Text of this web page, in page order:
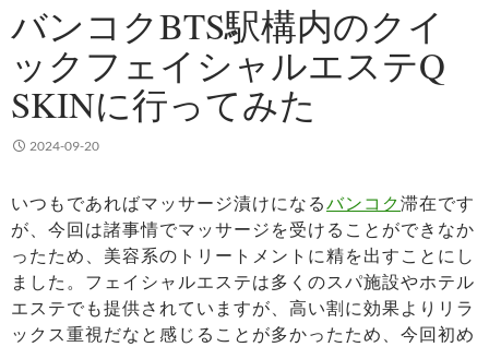
バンコクBTS駅構内のクイ
ックフェイシャルエステQ
SKINに行ってみた
2024-09-20
いつもであればマッサージ漬けになるバンコク滞在です
が、今回は諸事情でマッサージを受けることができなか
ったため、美容系のトリートメントに精を出すことにし
ました。フェイシャルエステは多くのスパ施設やホテル
エステでも提供されていますが、高い割に効果よりリラ
ックス重視だなと感じることが多かったため、今回初め